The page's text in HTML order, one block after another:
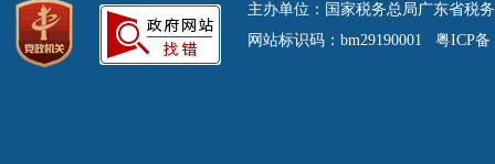
主办单位：国家税务总局广东省税
网站标识码：bm29190001 粤ICP